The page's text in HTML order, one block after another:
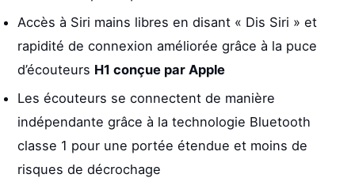
Accès à Siri mains libres en disant « Dis Siri » et
rapidité de connexion améliorée grâce à la puce
d’écouteurs H1 conçue par Apple
Les écouteurs se connectent de manière
indépendante grâce à la technologie Bluetooth
classe 1 pour une portée étendue et moins de
risques de décrochage